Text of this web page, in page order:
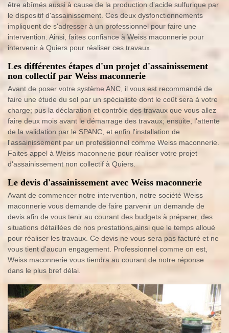
être abîmés aussi à cause de la production d'acide sulfurique par
le dispositif d'assainissement. Ces deux dysfonctionnements
impliquent de s'adresser à un professionnel pour faire une
intervention. Ainsi, faites confiance à Weiss maconnerie pour
intervenir à Quiers pour réaliser ces travaux.
Les différentes étapes d'un projet d'assainissement
non collectif par Weiss maconnerie
Avant de poser votre système ANC, il vous est recommandé de
faire une étude du sol par un spécialiste dont le coût sera à votre
charge; pus la déclaration et contrôle des travaux que vous allez
faire deux mois avant le démarrage des travaux; ensuite, l'attente
de la validation par le SPANC, et enfin l'installation de
l'assainissement par un professionnel comme Weiss maconnerie.
Faites appel à Weiss maconnerie pour réaliser votre projet
d'assainissement non collectif à Quiers.
Le devis d'assainissement avec Weiss maconnerie
Avant de commencer notre intervention, notre société Weiss
maconnerie vous demande de faire parvenir un demande de
devis afin de vous tenir au courant des budgets à préparer, des
situations détaillées de nos prestations,ainsi que le temps alloué
pour réaliser les travaux. Ce devis ne vous sera pas facturé et ne
vous tient d'aucun engagement. Professionnel comme on est,
Weiss maconnerie vous tiendra au courant de notre réponse
dans le plus bref délai.